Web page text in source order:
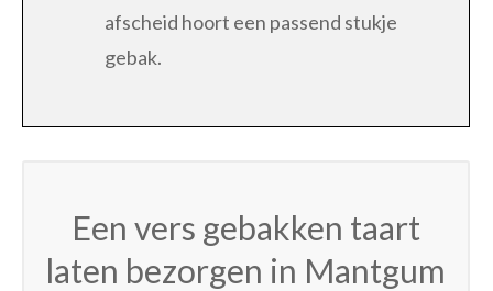
afscheid hoort een passend stukje
gebak.
Een vers gebakken taart
laten bezorgen in Mantgum